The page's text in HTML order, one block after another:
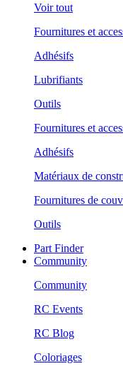
Voir tout
Fournitures et
Adhésifs
Lubrifiants
Outils
Fournitures et
Adhésifs
Matériaux de
Fournitures de
Outils
Part Finder
Community
Community
RC Events
RC Blog
Coloriages